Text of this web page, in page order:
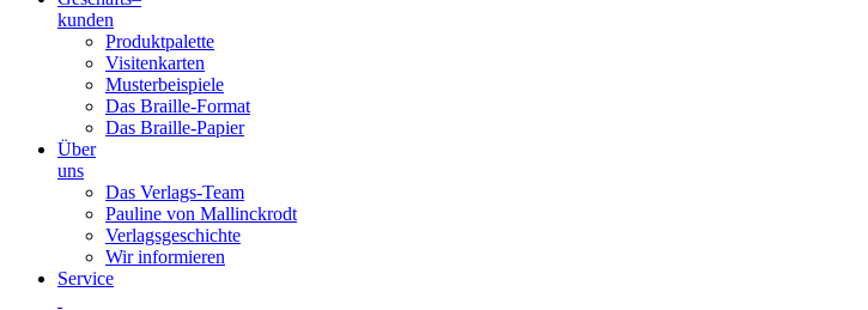
kunden
Produktpalette
Visitenkarten
Musterbeispiele
Das Braille-Format
Das Braille-Papier
Über
uns
Das Verlags-Team
Pauline von Mallinckrodt
Verlagsgeschichte
Wir informieren
Service